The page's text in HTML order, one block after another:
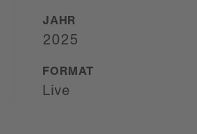
JAHR
2025
FORMAT
Live